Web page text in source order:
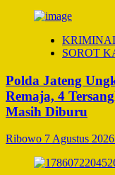
SOROT
Polda Jateng
Remaja, 4
Masih Diburu
Ribowo 7 Agustus 2026